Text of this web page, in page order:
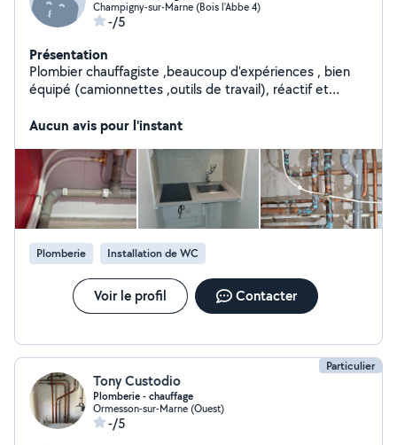
Champigny-sur-Marne (Bois l'Abbe 4)
-/5
Présentation
Plombier chauffagiste ,beaucoup d'expériences , bien
équipé (camionnettes ,outils de travail), réactif et
Aucun avis pour l'instant
Plomberie Installation de WC
Voir le profil Contacter
Particulier
Tony Custodio
Plomberie - chauffage
Ormesson-sur-Marne (Ouest)
-/5